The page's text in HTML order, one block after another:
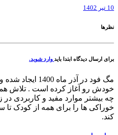
10 تیر 1402
نظرها
برای ارسال دیدگاه ابتدا باید وارد شوید.
خودش رو آغاز کرده است . تلاش
چه بیشتر موارد مفید و کاربردی در
خوراکی ها را برای همه از کودک تا
کند.